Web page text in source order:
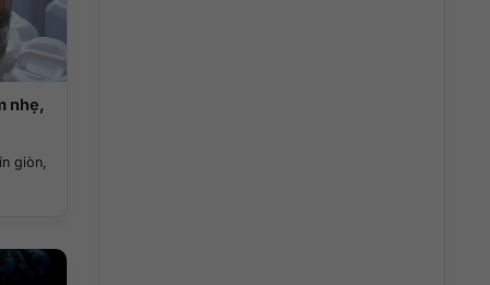
nhẹ,
giòn,